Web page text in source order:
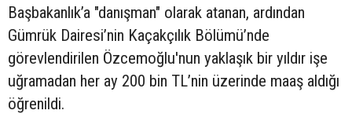
Başbakanlık’a "danışman" olarak atanan, ardından
Gümrük Dairesi’nin Kaçakçılık Bölümü’nde
görevlendirilen Özcemoğlu'nun yaklaşık bir yıldır işe
uğramadan her ay 200 bin TL’nin üzerinde maaş aldığı
öğrenildi.